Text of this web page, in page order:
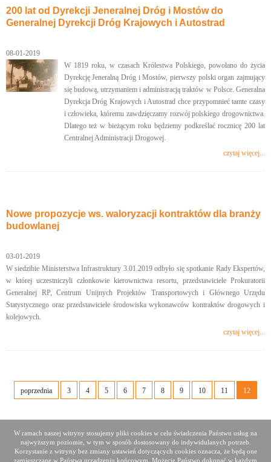
W ramach naszej witryny stosujemy pliki cookies w celu świadczenia Państwu usług na
najwyższym poziomie, w tym w sposób dostosowany do indywidulanych potrzeb.
Korzystanie z witryny bez zmiany ustawień dotyczących cookies oznacza, że będą one
zamieszczane w Państwa urządzeniu końcowym. Możecie Państwo dokonać w każdym
200 lat od Dyrekcji Jeneralnej Dróg i Mostów do
Generalnej Dyrekcji Dróg Krajowych i Autostrad
08-01-2019
W 1819 roku, w czasach Królestwa Polskiego, powołano do życia
Dyrekcję Jeneralną Dróg i Mostów, pierwszy polski organ zajmujący
się budową, utrzymaniem i administracją traktów w Polsce. Generalna
Dyrekcja Dróg Krajowych i Autostrad chce przypomnieć tamte czasy
i człowieka, któremu zawdzięczamy rozwój polskiego drogownictwa.
Dlatego też w bieżącym roku będziemy podkreślać rocznicę 200 lat
Centralnej Administracji Drogowej.
czytaj więcej...
Nowe propozycje ws. waloryzacji kontraktów dla branży
budowlanej
03-01-2019
W siedzibie Ministerstwa Infrastruktury 3.01.2019 odbyło się spotkanie Rady Ekspertów,
w której uczestniczyli członkowie kierownictwa resortu, przedstawiciele Prokuratorii
Generalnej RP, Centrum Unijnych Projektów Transportowych i Głównego Urzędu
Statystycznego oraz przedstawiciele środowiska wykonawców kontraktów drogowych i
kolejowych.
czytaj więcej...
poprzednia 3 4 5 6 7 8 9 10 11 12
Deklaracja dostępności
Mapa serwisu
Media społecznościowe
Twitter Facebook Linkedin